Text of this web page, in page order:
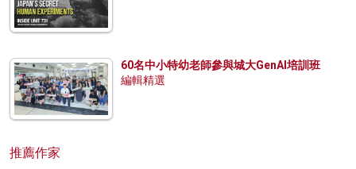
60名中小特幼老師參與城大GenAI培訓班
編輯精選
推薦作家